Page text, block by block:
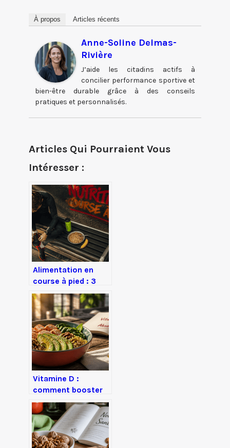
À propos Articles récents
Anne-Soline Delmas-
Rivière
J’aide les citadins actifs à
concilier performance sportive et
bien-être durable grâce à des conseils
pratiques et personnalisés.
Articles Qui Pourraient Vous
Intéresser :
Alimentation en
course à pied : 3
heures de digestion
et 4 nutriments
pour booster vos
performances
Vitamine D :
comment booster
votre absorption de
32 % avec un
simple réflexe
alimentaire